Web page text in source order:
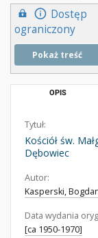
Dostęp
ograniczony
Pokaż treść
OPIS
Tytuł:
Kościół św.
Dębowiec
Autor:
Kasperski,
Data wydania
[ca 1950-1970]